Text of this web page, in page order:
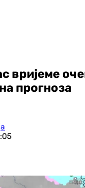
вријеме
прогноза